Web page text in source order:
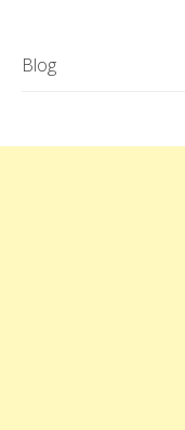
Blog